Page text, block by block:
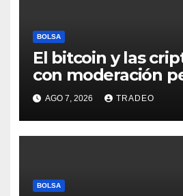
BOLSA
El bitcoin y las
con moderación
incertidumbre en
Medio
AGO 7, 2026 TRADEO
BOLSA